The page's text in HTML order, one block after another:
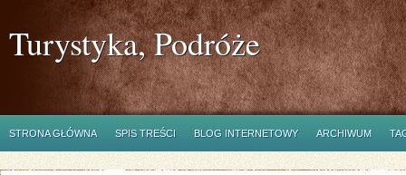
Turystyka, Podróże
STRONA GŁÓWNA SPIS TREŚCI BLOG INTERNETOWY ARCHIWUM